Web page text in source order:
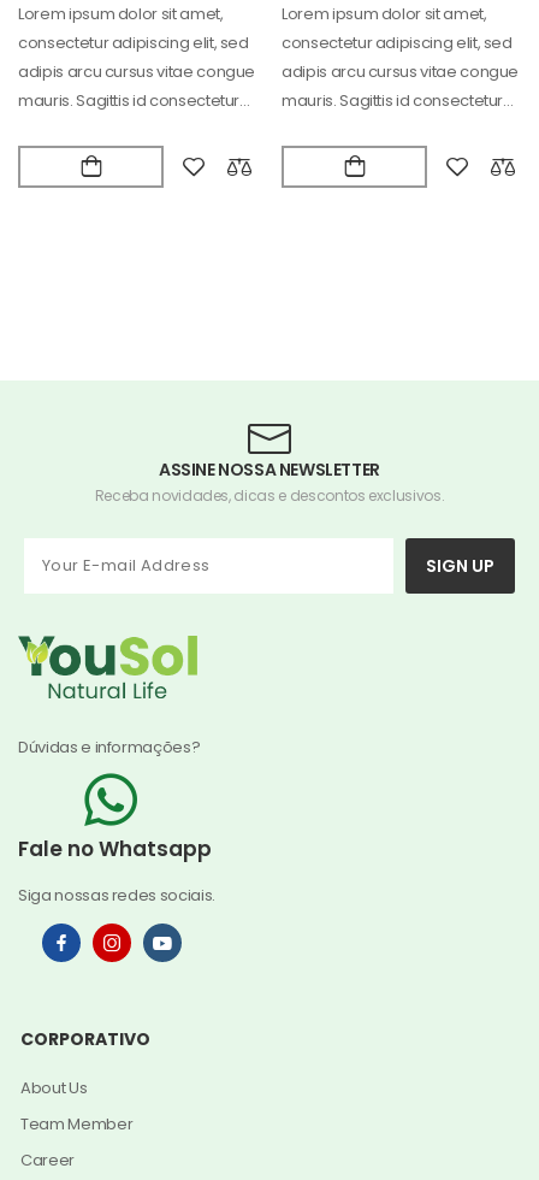
Lorem ipsum dolor sit amet,
consectetur adipiscing elit, sed
adipis arcu cursus vitae congue
mauris. Sagittis id consectetur
Lorem ipsum dolor sit amet,
consectetur adipiscing elit, sed
adipis arcu cursus vitae congue
mauris. Sagittis id consectetur
ASSINE NOSSA NEWSLETTER
Receba novidades, dicas e descontos exclusivos.
SIGN UP
Dúvidas e informações?
Fale no Whatsapp
Siga nossas redes sociais.
CORPORATIVO
About Us
Team Member
Career